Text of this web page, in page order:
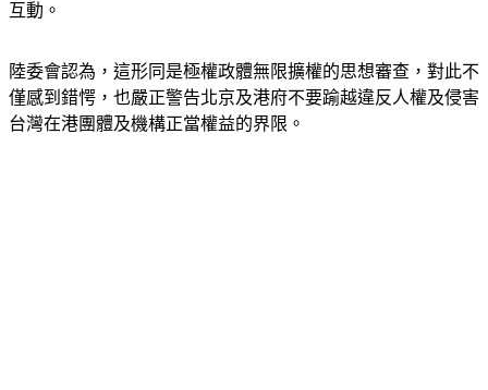
互動。
陸委會認為，這形同是極權政體無限擴權的思想審查，對此不
僅感到錯愕，也嚴正警告北京及港府不要踰越違反人權及侵害
台灣在港團體及機構正當權益的界限。